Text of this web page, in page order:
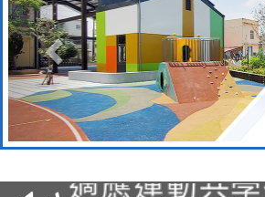
本校115學年
招甄選結果